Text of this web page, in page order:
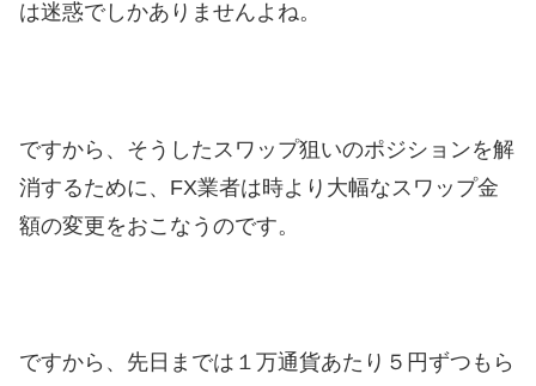
は迷惑でしかありませんよね。
ですから、そうしたスワップ狙いのポジションを解
消するために、FX業者は時より大幅なスワップ金
額の変更をおこなうのです。
ですから、先日までは１万通貨あたり５円ずつもら